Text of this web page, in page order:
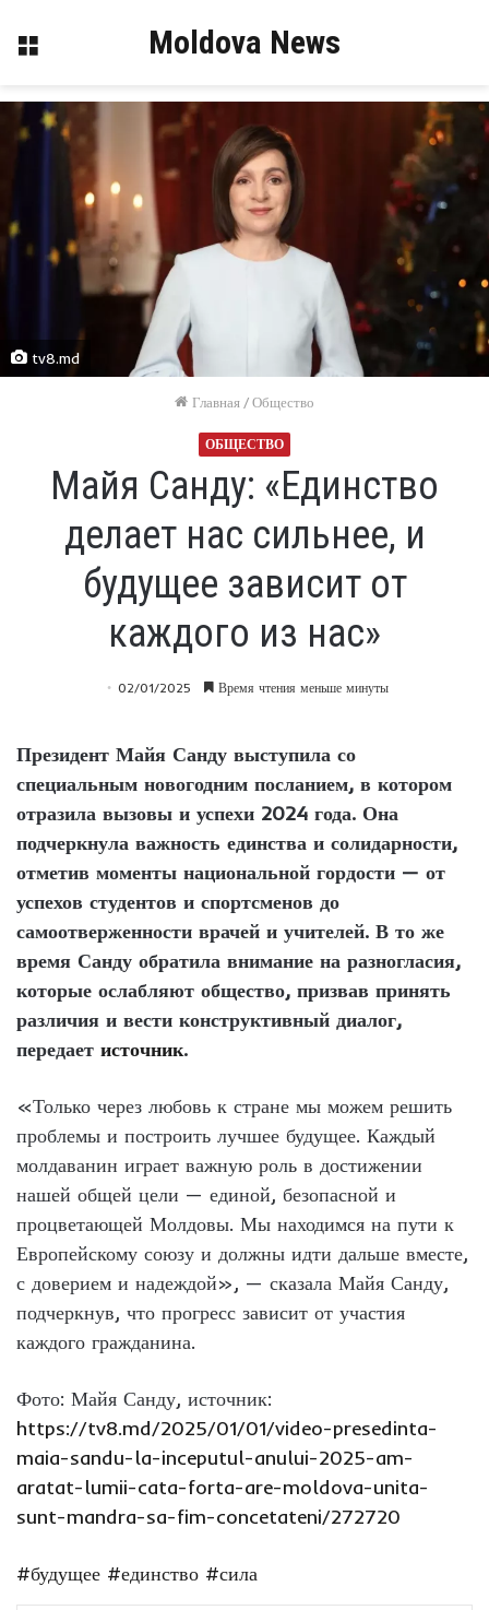
Меню Moldova News
tv8.md
Главная /Общество
ОБЩЕСТВО
Майя Санду: «Единство
делает нас сильнее, и
будущее зависит от
каждого из нас»
02/01/2025 Время чтения меньше минуты
Президент Майя Санду выступила со
специальным новогодним посланием, в котором
отразила вызовы и успехи 2024 года. Она
подчеркнула важность единства и солидарности,
отметив моменты национальной гордости — от
успехов студентов и спортсменов до
самоотверженности врачей и учителей. В то же
время Санду обратила внимание на разногласия,
которые ослабляют общество, призвав принять
различия и вести конструктивный диалог,
передает источник.
«Только через любовь к стране мы можем решить
проблемы и построить лучшее будущее. Каждый
молдаванин играет важную роль в достижении
нашей общей цели — единой, безопасной и
процветающей Молдовы. Мы находимся на пути к
Европейскому союзу и должны идти дальше вместе,
с доверием и надеждой», — сказала Майя Санду,
подчеркнув, что прогресс зависит от участия
каждого гражданина.
Фото: Майя Санду, источник:
https://tv8.md/2025/01/01/video-presedinta-
maia-sandu-la-inceputul-anului-2025-am-
aratat-lumii-cata-forta-are-moldova-unita-
sunt-mandra-sa-fim-concetateni/272720
#будущее #единство #сила